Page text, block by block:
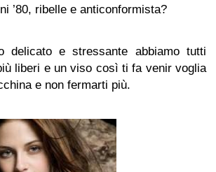
’80, ribelle e anticonformista?
delicato e stressante abbiamo tutti
liberi e un viso così ti fa venir voglia
e non fermarti più.